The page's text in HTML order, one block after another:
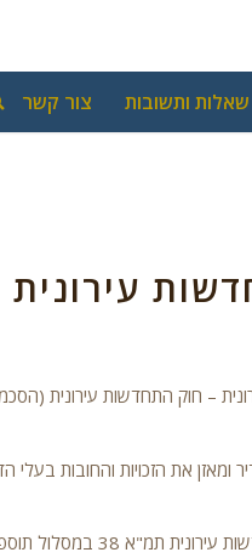
שאלות ותשובות צור קשר
עירונית
– חוק התחדשות עירונית
ומאזן את הזכויות והחובות
המחוקק מודע ל"מחיר" שמשלם המארגן עד